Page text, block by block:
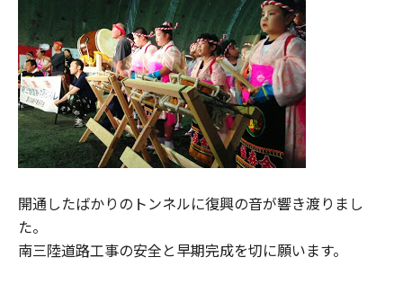
開通したばかりのトンネルに復興の音が響き渡りまし
た。
南三陸道路工事の安全と早期完成を切に願います。